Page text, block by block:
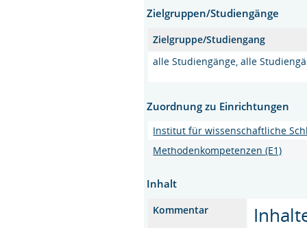
Zielgruppen/Studiengänge
Zielgruppe/Studiengang
alle Studiengänge, alle
Zuordnung zu Einrichtungen
Institut für wissenschaftliche
Methodenkompetenzen (E1)
Inhalt
Kommentar